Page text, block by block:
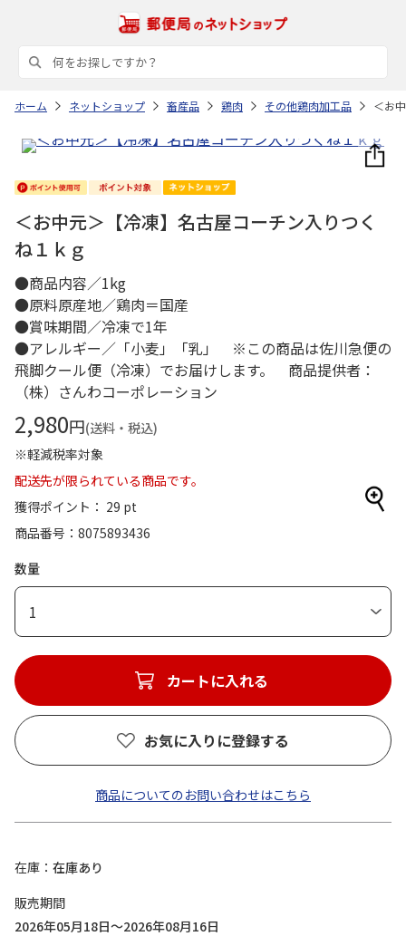
ホーム ネットショップ 畜産品 鶏肉 その他鶏肉加工品 ＜お
＜お中元＞【冷凍】名古屋コーチン入りつく
ね１ｋｇ
●商品内容／1kg
●原料原産地／鶏肉＝国産
●賞味期間／冷凍で1年
●アレルギー／「小麦」「乳」 ※この商品は佐川急便の
飛脚クール便（冷凍）でお届けします。 商品提供者：
（株）さんわコーポレーション
2,980円(送料・税込)
※軽減税率対象
配送先が限られている商品です。
獲得ポイント： 29 pt
商品番号
8075893436
数量
1
カートに入れる
お気に入りに登録する
商品についてのお問い合わせはこちら
在庫
在庫あり
販売期間
2026年05月18日～2026年08月16日